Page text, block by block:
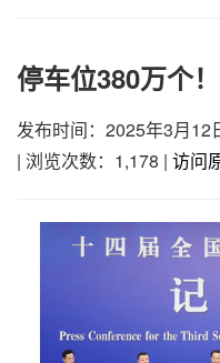
停车位380万个
发布时间：2025年3月12
| 浏览次数：1,178 | 访问